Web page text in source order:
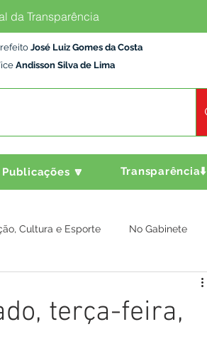
da Transparência
José Luiz Gomes da Costa
Andisson Silva de Lima
Publicações 🔽 Transparência⬇️
Cultura e Esporte No Gabinete
Agricultura e Produção
terça-feira,